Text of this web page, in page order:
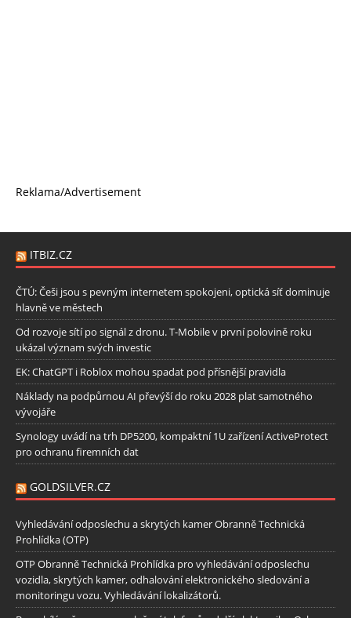
Reklama/Advertisement
ITBIZ.CZ
ČTÚ: Češi jsou s pevným internetem spokojeni, optická síť dominuje
hlavně ve městech
Od rozvoje sítí po signál z dronu. T-Mobile v první polovině roku
ukázal význam svých investic
EK: ChatGPT i Roblox mohou spadat pod přísnější pravidla
Náklady na podpůrnou AI převýší do roku 2028 plat samotného
vývojáře
Synology uvádí na trh DP5200, kompaktní 1U zařízení ActiveProtect
pro ochranu firemních dat
GOLDSILVER.CZ
Vyhledávání odposlechu a skrytých kamer Obranně Technická
Prohlídka (OTP)
OTP Obranně Technická Prohlídka pro vyhledávání odposlechu
vozidla, skrytých kamer, odhalování elektronického sledování a
monitoringu vozu. Vyhledávání lokalizátorů.